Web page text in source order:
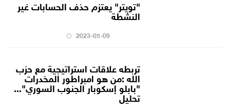
"تويتر" يعتزم حذف الحسابات غير
النشطة
2023-05-09
تربطه علاقات استراتيجية مع حزب
الله :من هو امبراطور المخدرات
"بابلو إسكوبار الجنوب السوري"...
تحليل